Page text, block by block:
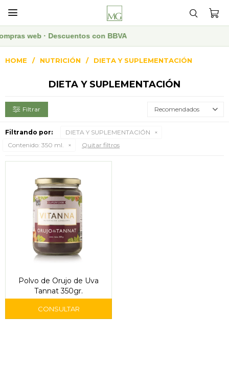

web · Descuentos con BBVA
HOME NUTRICIÓN DIETA Y SUPLEMENTACIÓN
DIETA Y SUPLEMENTACIÓN
Recomendados
Filtrando por:
DIETA Y SUPLEMENTACIÓN
Contenido: 350 ml. Quitar filtros
Polvo de Orujo de Uva
Tannat 350gr.